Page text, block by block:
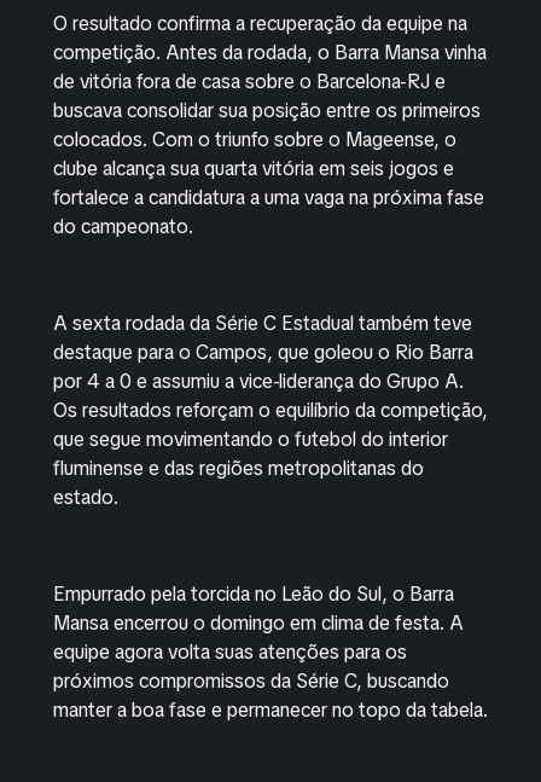
O resultado confirma a recuperação da equipe na
competição. Antes da rodada, o Barra Mansa vinha
de vitória fora de casa sobre o Barcelona-RJ e
buscava consolidar sua posição entre os primeiros
colocados. Com o triunfo sobre o Mageense, o
clube alcança sua quarta vitória em seis jogos e
fortalece a candidatura a uma vaga na próxima fase
do campeonato.
A sexta rodada da Série C Estadual também teve
destaque para o Campos, que goleou o Rio Barra
por 4 a 0 e assumiu a vice-liderança do Grupo A.
Os resultados reforçam o equilíbrio da competição,
que segue movimentando o futebol do interior
fluminense e das regiões metropolitanas do
estado.
Empurrado pela torcida no Leão do Sul, o Barra
Mansa encerrou o domingo em clima de festa. A
equipe agora volta suas atenções para os
próximos compromissos da Série C, buscando
manter a boa fase e permanecer no topo da tabela.